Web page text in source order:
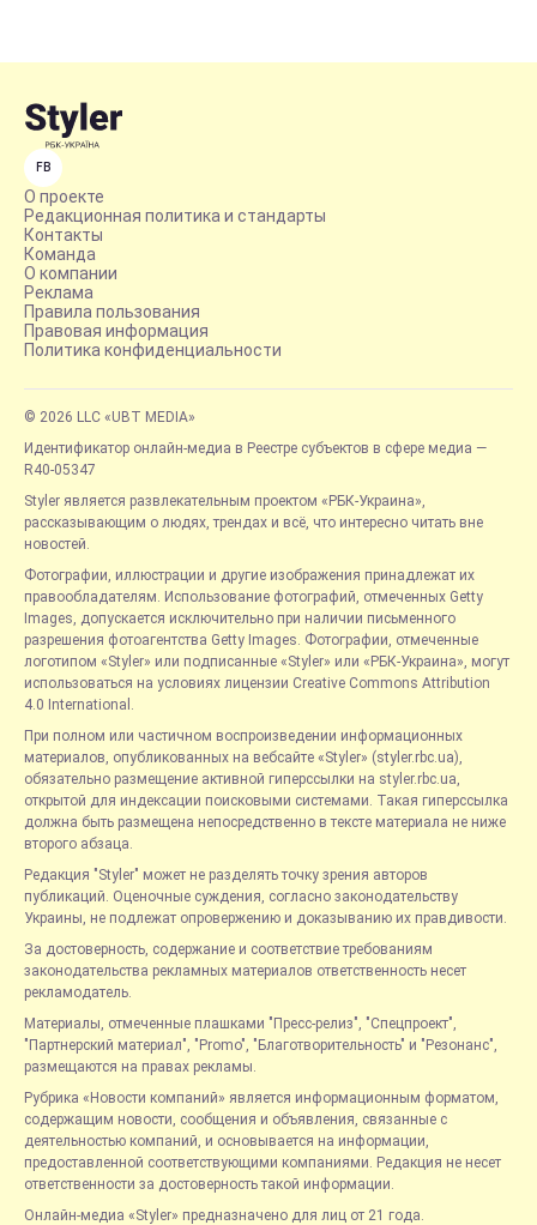
FB
О проекте
Редакционная политика и стандарты
Контакты
Команда
О компании
Реклама
Правила пользования
Правовая информация
Политика конфиденциальности
© 2026 LLC «UBT MEDIA»
Идентификатор онлайн-медиа в Реестре субъектов в сфере медиа —
R40-05347
Styler является развлекательным проектом «РБК-Украина»,
рассказывающим о людях, трендах и всё, что интересно читать вне
новостей.
Фотографии, иллюстрации и другие изображения принадлежат их
правообладателям. Использование фотографий, отмеченных Getty
Images, допускается исключительно при наличии письменного
разрешения фотоагентства Getty Images. Фотографии, отмеченные
логотипом «Styler» или подписанные «Styler» или «РБК-Украина», могут
использоваться на условиях лицензии Creative Commons Attribution
4.0 International.
При полном или частичном воспроизведении информационных
материалов, опубликованных на вебсайте «Styler» (styler.rbc.ua),
обязательно размещение активной гиперссылки на styler.rbc.ua,
открытой для индексации поисковыми системами. Такая гиперссылка
должна быть размещена непосредственно в тексте материала не ниже
второго абзаца.
Редакция "Styler" может не разделять точку зрения авторов
публикаций. Оценочные суждения, согласно законодательству
Украины, не подлежат опровержению и доказыванию их правдивости.
За достоверность, содержание и соответствие требованиям
законодательства рекламных материалов ответственность несет
рекламодатель.
Материалы, отмеченные плашками "Пресс-релиз", "Спецпроект",
"Партнерский материал", "Promo", "Благотворительность" и "Резонанс",
размещаются на правах рекламы.
Рубрика «Новости компаний» является информационным форматом,
содержащим новости, сообщения и объявления, связанные с
деятельностью компаний, и основывается на информации,
предоставленной соответствующими компаниями. Редакция не несет
ответственности за достоверность такой информации.
Онлайн-медиа «Styler» предназначено для лиц от 21 года.